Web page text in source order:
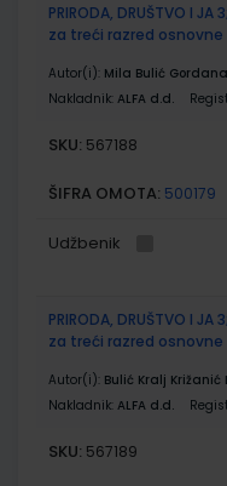
PRIRODA, DRUŠTVO I
za treći razred osnovne
Autor(i): Mila Bulić
Nakladnik: ALFA d.d.
SKU: 567188
ŠIFRA OMOTA: 500179
Udžbenik
PRIRODA, DRUŠTVO I
za treći razred osnovne
Autor(i): Bulić Kralj Križanić
Nakladnik: ALFA d.d.
SKU: 567189